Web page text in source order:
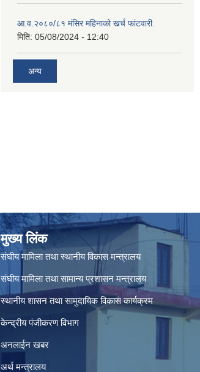
आ.व.२०८०/८१ मंसिर महिनाको खर्च फांटवारी.
मिति: 05/08/2024 - 12:40
अन्य
मुख्य लिंक
संघीय मामिला तथा स्थानीय विकास मन्त्रालय
संघीय मामिला तथा सामान्य प्रशासन मन्त्रालय
स्थानीय शासन तथा सामुदायिक विकास कार्यक्रम
केन्द्रीय पंजीकरण विभाग
अनलाईन खबर
अर्थ मन्त्रालय